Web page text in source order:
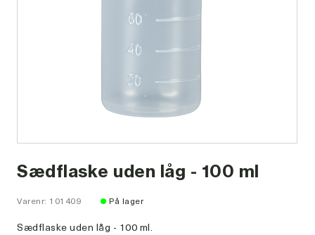
Sædflaske uden låg - 100 ml
Varenr: 101409 På lager
Sædflaske uden låg - 100 ml.